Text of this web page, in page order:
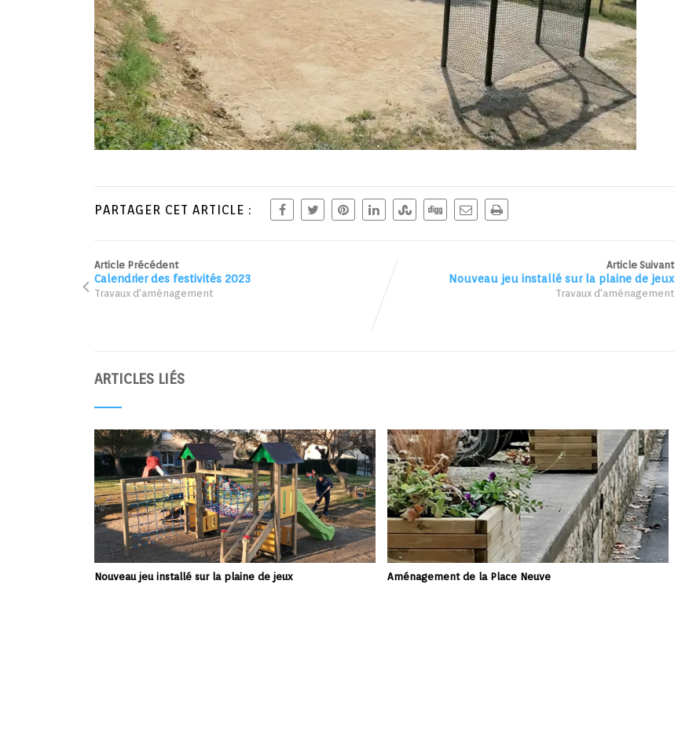
PARTAGER CET ARTICLE :
Article Précédent
Calendrier des festivités 2023
Travaux d'aménagement
Article Suivant
Nouveau jeu installé sur la plaine de jeux
Travaux d'aménagement
ARTICLES LIÉS
Nouveau jeu installé sur la plaine de jeux Aménagement de la Place Neuve